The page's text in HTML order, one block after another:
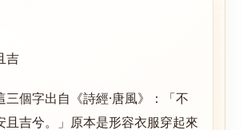
吉
三個字出自《詩經·唐風》：「不
且吉兮。」原本是形容衣服穿起來